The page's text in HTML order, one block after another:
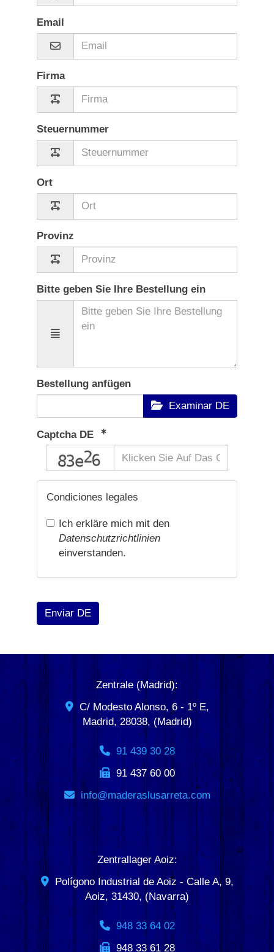
Email
Firma
Steuernummer
Ort
Provinz
Bitte geben Sie Ihre Bestellung ein
Bestellung anfügen
Examinar DE
Captcha DE
captcha
Condiciones legales
Ich erkläre mich mit den
Datenschutzrichtlinien
einverstanden.
Enviar DE
Zentrale (Madrid):
C/ Modesto Alonso, 6 - 1º E,
Madrid, 28038, (Madrid)
91 439 30 28
91 437 60 00
info
maderaslusarreta.com
Zentrallager Aoiz:
Polígono Industrial de Aoiz - Calle A, 9,
Aoiz, 31430,(Navarra)
948 33 64 02
948 33 61 28